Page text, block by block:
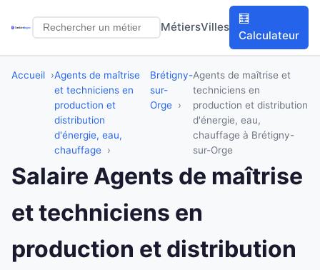
MétiersVilles
🧮
Calculateur
Accueil
Agents de maîtrise
et techniciens en
production et
distribution
d'énergie, eau,
chauffage
Brétigny-
sur-
Orge
Agents de maîtrise et
techniciens en
production et distribution
d'énergie, eau,
chauffage à Brétigny-
sur-Orge
Salaire Agents de maîtrise
et techniciens en
production et distribution